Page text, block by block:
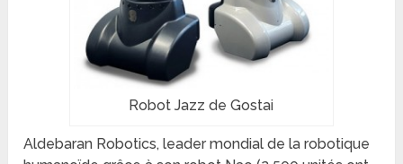
Robot Jazz de Gostai
Aldebaran Robotics, leader mondial de la robotique